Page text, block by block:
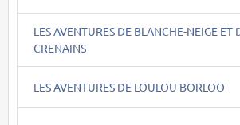
LES AVENTURES DE BLANCHE-NEIGE ET
CRENAINS
LES AVENTURES DE LOULOU BORLOO